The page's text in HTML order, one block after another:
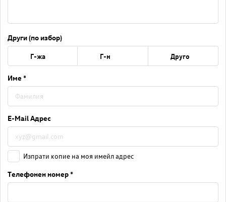
Други (по избор)
Г-жа Г-н Друго
Име *
E-Mail Адрес
Изпрати копие на моя имейл адрес
Телефонен номер *